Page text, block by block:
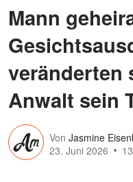
Mann
veränderten
Anwalt sein
Von Jasmine
23. Juni 2026